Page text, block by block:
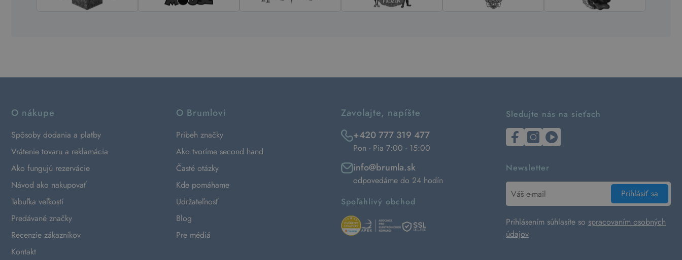
O nákupe
Spôsoby dodania a platby
Vrátenie tovaru a reklamácia
Ako fungujú rezervácie
Návod ako nakupovať
Tabuľka veľkostí
Predávané značky
Recenzie zákazníkov
Kontakt
O Brumlovi
Príbeh značky
Ako tvoríme second hand
Časté otázky
Kde pomáhame
Udržateľnosť
Blog
Pre médiá
Zavolajte, napíšte
+420 777 319 477
Pon - Pia 7:00 - 15:00
info@brumla.sk
odpovedáme do 24 hodín
Spoľahlivý obchod
Sledujte nás na sieťach
Newsletter
Prihlásiť sa
Prihlásením súhlasíte so spracovaním osobných
údajov